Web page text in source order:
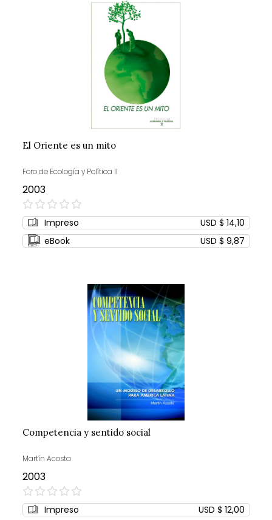
El Oriente es un mito
Foro de Ecología y Política II
2003
0%
Impreso
USD $ 14,10
eBook
USD $ 9,87
Competencia y sentido social
Martín Acosta
2003
0%
Impreso USD $ 12,00